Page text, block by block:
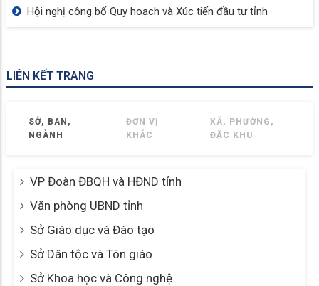
Hội nghị công bố Quy hoạch và Xúc tiến đầu tư tỉnh
LIÊN KẾT TRANG
SỞ, BAN,
NGÀNH
ĐƠN VỊ
KHÁC
XÃ, PHƯỜNG,
ĐẶC KHU
VP Đoàn ĐBQH và HĐND tỉnh
Văn phòng UBND tỉnh
Sở Giáo dục và Đào tạo
Sở Dân tộc và Tôn giáo
Sở Khoa học và Công nghệ